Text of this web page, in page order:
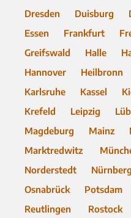
Dresden
Duisburg
Essen
Frankfurt
Greifswald
Halle
Hannover
Heilbronn
Karlsruhe
Kassel
Krefeld
Leipzig
Magdeburg
Mainz
Marktredwitz
Norderstedt
Nürnberg
Osnabrück
Potsdam
Reutlingen
Rostock